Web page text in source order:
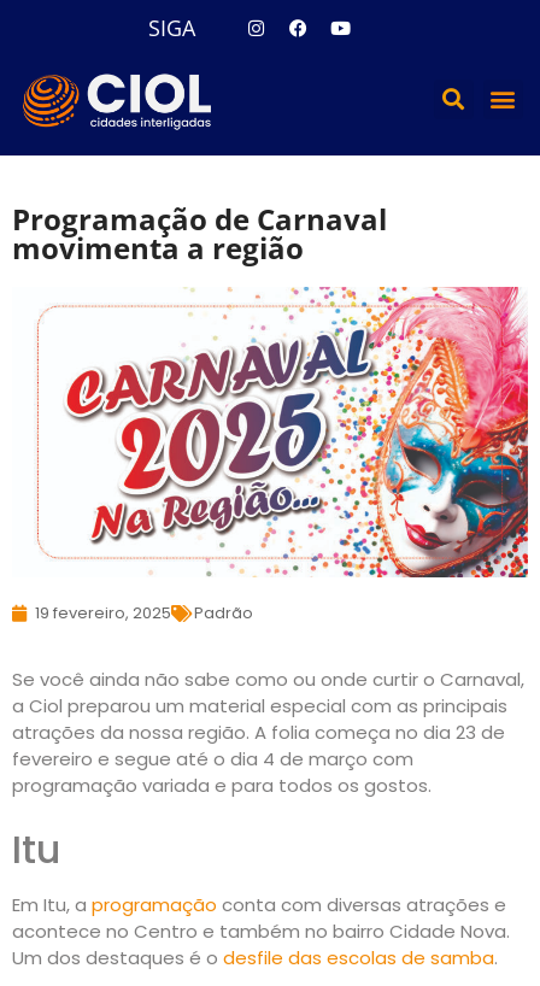
SIGA
Programação de Carnaval
movimenta a região
19 fevereiro, 2025 Padrão
Se você ainda não sabe como ou onde curtir o Carnaval,
a Ciol preparou um material especial com as principais
atrações da nossa região. A folia começa no dia 23 de
fevereiro e segue até o dia 4 de março com
programação variada e para todos os gostos.
Itu
Em Itu, a programação conta com diversas atrações e
acontece no Centro e também no bairro Cidade Nova.
Um dos destaques é o desfile das escolas de samba.